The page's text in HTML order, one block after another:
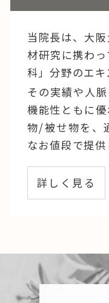
当院長は、大
材研究に携わ
科」分野のエキ
その実績や人
機能性ともに
物/被せ物を、
なお値段で提供
詳しく見る